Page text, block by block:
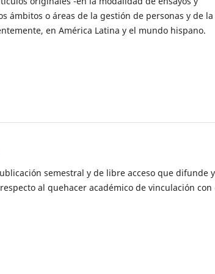
ámbitos o áreas de la gestión de personas y de la
en América Latina y el mundo hispano.
semestral y de libre acceso que difunde y
al quehacer académico de vinculación con